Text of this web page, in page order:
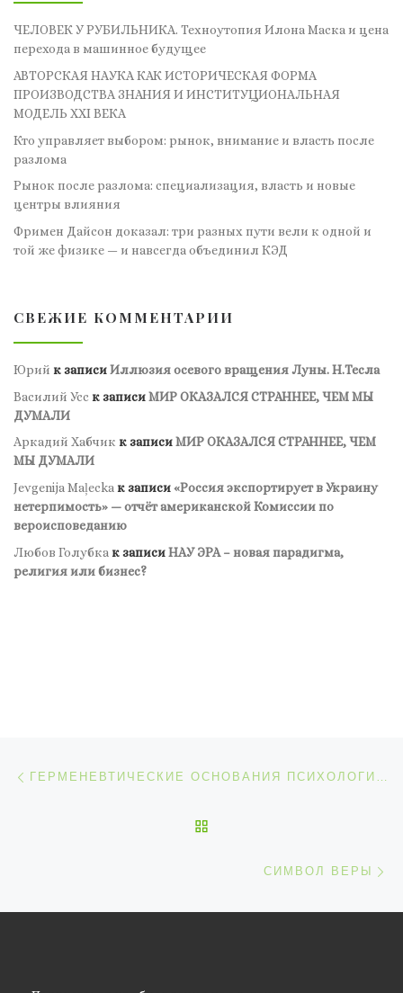
ЧЕЛОВЕК У РУБИЛЬНИКА. Техноутопия Илона Маска и цена
перехода в машинное будущее
АВТОРСКАЯ НАУКА КАК ИСТОРИЧЕСКАЯ ФОРМА
ПРОИЗВОДСТВА ЗНАНИЯ И ИНСТИТУЦИОНАЛЬНАЯ
МОДЕЛЬ XXI ВЕКА
Кто управляет выбором: рынок, внимание и власть после
разлома
Рынок после разлома: специализация, власть и новые
центры влияния
Фримен Дайсон доказал: три разных пути вели к одной и
той же физике — и навсегда объединил КЭД
СВЕЖИЕ КОММЕНТАРИИ
Юрий к записиИллюзия осевого вращения Луны. Н.Тесла
Василий Усс к записиМИР ОКАЗАЛСЯ СТРАННЕЕ, ЧЕМ МЫ
ДУМАЛИ
Аркадий Хабчик к записиМИР ОКАЗАЛСЯ СТРАННЕЕ, ЧЕМ
МЫ ДУМАЛИ
Jevgenija Maļecka к записи«Россия экспортирует в Украину
нетерпимость» — отчёт американской Комиссии по
вероисповеданию
Любов Голубка к записиНАУ ЭРА – новая парадигма,
религия или бизнес?
ГЕРМЕНЕВТИЧЕСКИЕ ОСНОВАНИЯ ПСИХОЛОГИЧЕСКОЙ ИНТЕРПРЕТАЦИИ НАРРАТИВА
СИМВОЛ ВЕРЫ